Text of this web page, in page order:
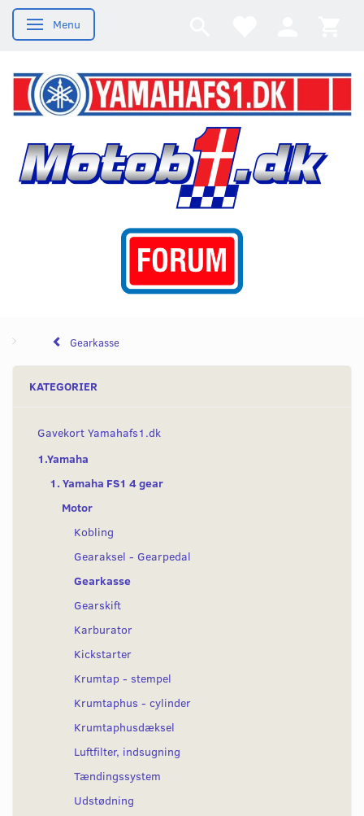
Skifte navigation
Menu
Gearkasse
KATEGORIER
Gavekort Yamahafs1.dk
1.Yamaha
1. Yamaha FS1 4 gear
Motor
Kobling
Gearaksel - Gearpedal
Gearkasse
Gearskift
Karburator
Kickstarter
Krumtap - stempel
Krumtaphus - cylinder
Krumtaphusdæksel
Luftfilter, indsugning
Tændingssystem
Udstødning